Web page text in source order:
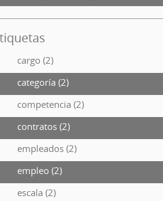
cargo (2)
categoría (2)
competencia (2)
contratos (2)
empleados (2)
empleo (2)
escala (2)